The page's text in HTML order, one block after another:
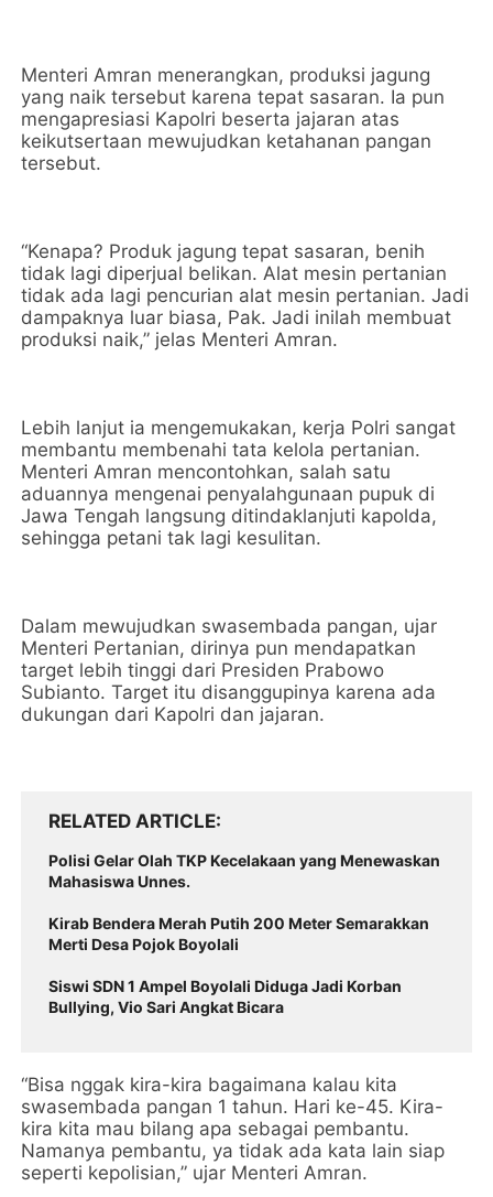
Menteri Amran menerangkan, produksi jagung
yang naik tersebut karena tepat sasaran. Ia pun
mengapresiasi Kapolri beserta jajaran atas
keikutsertaan mewujudkan ketahanan pangan
tersebut.
“Kenapa? Produk jagung tepat sasaran, benih
tidak lagi diperjual belikan. Alat mesin pertanian
tidak ada lagi pencurian alat mesin pertanian. Jadi
dampaknya luar biasa, Pak. Jadi inilah membuat
produksi naik,” jelas Menteri Amran.
Lebih lanjut ia mengemukakan, kerja Polri sangat
membantu membenahi tata kelola pertanian.
Menteri Amran mencontohkan, salah satu
aduannya mengenai penyalahgunaan pupuk di
Jawa Tengah langsung ditindaklanjuti kapolda,
sehingga petani tak lagi kesulitan.
Dalam mewujudkan swasembada pangan, ujar
Menteri Pertanian, dirinya pun mendapatkan
target lebih tinggi dari Presiden Prabowo
Subianto. Target itu disanggupinya karena ada
dukungan dari Kapolri dan jajaran.
RELATED ARTICLE
Polisi Gelar Olah TKP Kecelakaan yang Menewaskan
Mahasiswa Unnes.
Kirab Bendera Merah Putih 200 Meter Semarakkan
Merti Desa Pojok Boyolali
Siswi SDN 1 Ampel Boyolali Diduga Jadi Korban
Bullying, Vio Sari Angkat Bicara
“Bisa nggak kira-kira bagaimana kalau kita
swasembada pangan 1 tahun. Hari ke-45. Kira-
kira kita mau bilang apa sebagai pembantu.
Namanya pembantu, ya tidak ada kata lain siap
seperti kepolisian,” ujar Menteri Amran.